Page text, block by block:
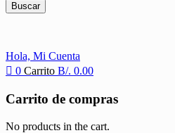
Buscar
Hola, Mi Cuenta
0 Carrito B/. 0.00
Carrito de compras
No products in the cart.